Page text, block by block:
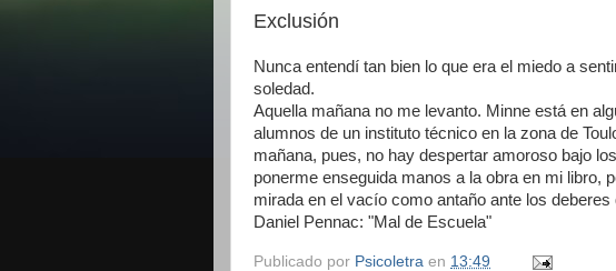
Exclusión
Nunca entendí tan bien lo que era el miedo a
soledad.
Aquella mañana no me levanto. Minne está en
alumnos de un instituto técnico en la zona de
mañana, pues, no hay despertar amoroso bajo
ponerme enseguida manos a la obra en mi libro,
mirada en el vacío como antaño ante los deberes
Daniel Pennac: "Mal de Escuela"
Publicado por Psicoletra en 13:49